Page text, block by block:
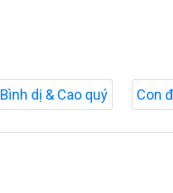
Bình dị & Cao quý Con